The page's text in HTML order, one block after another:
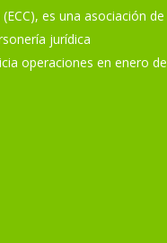
es una asociación de
jurídica
operaciones en enero de